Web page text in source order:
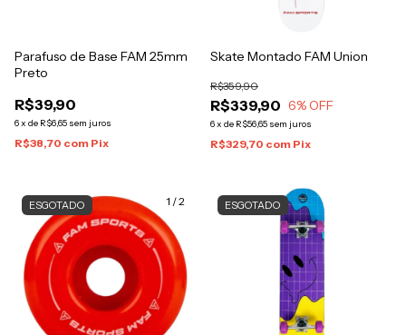
Parafuso de Base FAM 25mm
Preto
R$39,90
6x de R$6,65 sem juros
R$38,70 com Pix
Skate Montado FAM Union
R$339,90
R$359,90
6% OFF
6x de R$56,65 sem juros
R$329,70 com Pix
1 /2
ESGOTADO ESGOTADO